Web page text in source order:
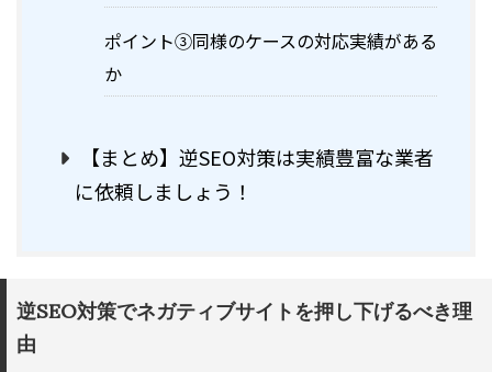
ポイント③同様のケースの対応実績がある
か
【まとめ】逆SEO対策は実績豊富な業者
に依頼しましょう！
逆SEO対策でネガティブサイトを押し下げるべき理
由